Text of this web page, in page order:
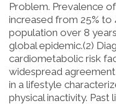
Problem. Prevalence
increased from 25% to
population over 8
global epidemic.(2)
cardiometabolic risk
widespread
in a lifestyle
physical inactivity.